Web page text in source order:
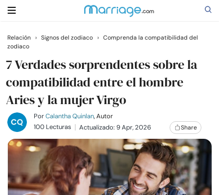
Buscar
Casarse
Relaciones
Familia
Ayuda
Relación › Signos del zodiaco › Comprenda la compatibilidad del
zodiaco
7 Verdades sorprendentes sobre la
compatibilidad entre el hombre
Aries y la mujer Virgo
PorCalantha Quinlan, Autor
100 Lecturas
Actualizado: 9 Apr, 2026 Share